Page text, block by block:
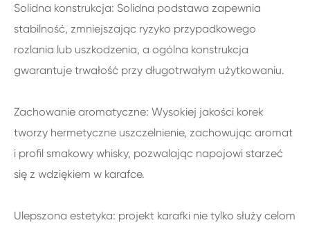
Solidna konstrukcja: Solidna podstawa zapewnia
stabilność, zmniejszając ryzyko przypadkowego
rozlania lub uszkodzenia, a ogólna konstrukcja
gwarantuje trwałość przy długotrwałym użytkowaniu.
Zachowanie aromatyczne: Wysokiej jakości korek
tworzy hermetyczne uszczelnienie, zachowując aromat
i profil smakowy whisky, pozwalając napojowi starzeć
się z wdziękiem w karafce.
Ulepszona estetyka: projekt karafki nie tylko służy celom